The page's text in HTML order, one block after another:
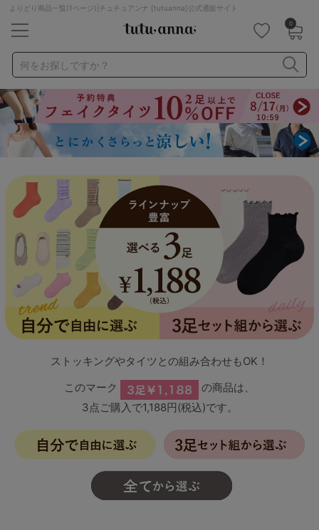
よりどり商品一覧(1ページ)|チュチュアンナ [tutuanna]公式通販サイト
0
何をお探しですか？
ナイトブラ ノンワイヤー 特盛ブラ
チューブトップ
折り畳み
パジャマ ストッキング
キャミソール
カテゴリから探す
レッグウェア
ルームウェア ライフスタイル
メンズ
B75 B80
ストッキングやタイツとの組み合わせもOK！
このマーク
の商品は、
3点ご購入で1,188円(税込)です。